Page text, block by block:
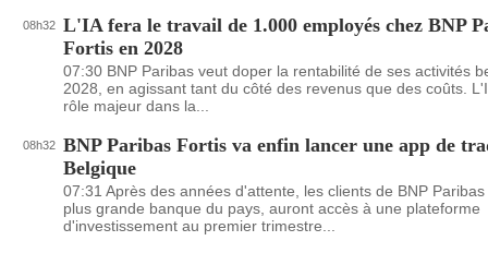
08h32 L'IA fera le travail de 1.000 employés chez BNP
Fortis en 2028
07:30 BNP Paribas veut doper la rentabilité de ses activités
2028, en agissant tant du côté des revenus que des coûts.
rôle majeur dans la...
08h32 BNP Paribas Fortis va enfin lancer une app de
Belgique
07:31 Après des années d'attente, les clients de BNP
plus grande banque du pays, auront accès à une plateforme
d'investissement au premier trimestre...